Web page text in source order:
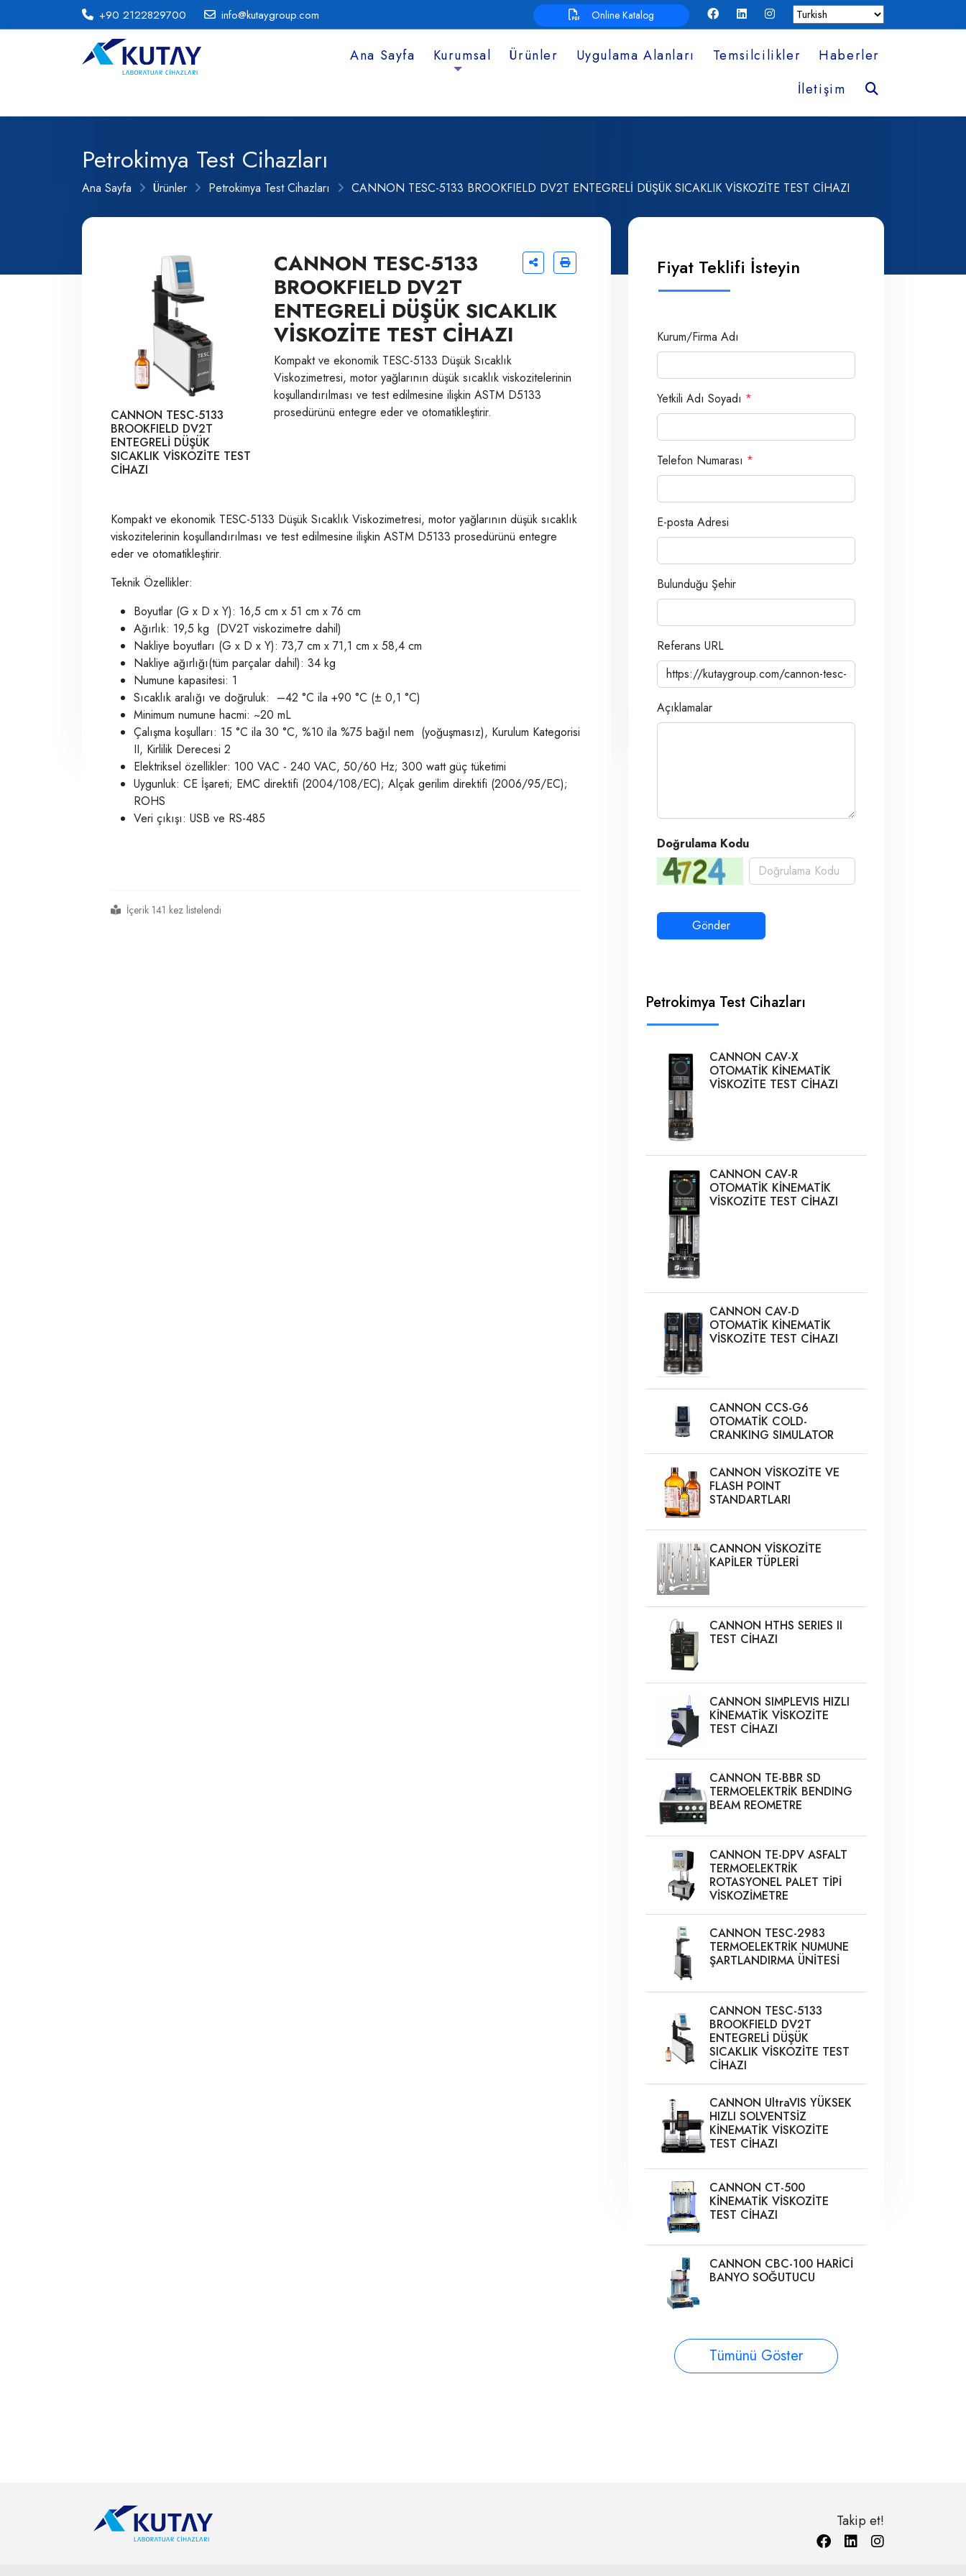
+90 2122829700 info@kutaygroup.com Online Katalog
Ana Sayfa Kurumsal Ürünler Uygulama Alanları Temsilcilikler
Haberler
İletişim
Petrokimya Test Cihazları
Ana Sayfa Ürünler Petrokimya Test Cihazları CANNON TESC-5133 BROOKFIELD DV2T ENTEGRELİ DÜŞÜK SICAKLIK VİSKOZİTE TEST CİHAZI
CANNON TESC-5133
BROOKFIELD DV2T
ENTEGRELİ DÜŞÜK
SICAKLIK VİSKOZİTE TEST
CİHAZI
CANNON TESC-5133
BROOKFIELD DV2T
ENTEGRELİ DÜŞÜK SICAKLIK
VİSKOZİTE TEST CİHAZI
Kompakt ve ekonomik TESC-5133 Düşük Sıcaklık
Viskozimetresi, motor yağlarının düşük sıcaklık viskozitelerinin
koşullandırılması ve test edilmesine ilişkin ASTM D5133
prosedürünü entegre eder ve otomatikleştirir.
Kompakt ve ekonomik TESC-5133 Düşük Sıcaklık Viskozimetresi, motor yağlarının düşük sıcaklık
viskozitelerinin koşullandırılması ve test edilmesine ilişkin ASTM D5133 prosedürünü entegre
eder ve otomatikleştirir.
Teknik Özellikler:
Boyutlar (G x D x Y): 16,5 cm x 51 cm x 76 cm
Ağırlık: 19,5 kg (DV2T viskozimetre dahil)
Nakliye boyutları (G x D x Y): 73,7 cm x 71,1 cm x 58,4 cm
Nakliye ağırlığı(tüm parçalar dahil): 34 kg
Numune kapasitesi: 1
Sıcaklık aralığı ve doğruluk: –42 °C ila +90 °C (± 0,1 °C)
Minimum numune hacmi: ~20 mL
Çalışma koşulları: 15 °C ila 30 °C, %10 ila %75 bağıl nem (yoğuşmasız), Kurulum Kategorisi
II, Kirlilik Derecesi 2
Elektriksel özellikler: 100 VAC - 240 VAC, 50/60 Hz; 300 watt güç tüketimi
Uygunluk: CE İşareti; EMC direktifi (2004/108/EC); Alçak gerilim direktifi (2006/95/EC);
ROHS
Veri çıkışı: USB ve RS-485
#cannon
#viskozite
#brookfield
#düşük sıcaklık
İçerik 141 kez listelendi
Fiyat Teklifi İsteyin
Kurum/Firma Adı
Yetkili Adı Soyadı *
Telefon Numarası *
E-posta Adresi
Bulunduğu Şehir
Referans URL
Açıklamalar
Doğrulama Kodu
Petrokimya Test Cihazları
CANNON CAV-X
OTOMATİK KİNEMATİK
VİSKOZİTE TEST CİHAZI
CANNON CAV-R
OTOMATİK KİNEMATİK
VİSKOZİTE TEST CİHAZI
CANNON CAV-D
OTOMATİK KİNEMATİK
VİSKOZİTE TEST CİHAZI
CANNON CCS-G6
OTOMATİK COLD-
CRANKING SIMULATOR
CANNON VİSKOZİTE VE
FLASH POINT
STANDARTLARI
CANNON VİSKOZİTE
KAPİLER TÜPLERİ
CANNON HTHS SERIES II
TEST CİHAZI
CANNON SIMPLEVIS HIZLI
KİNEMATİK VİSKOZİTE
TEST CİHAZI
CANNON TE-BBR SD
TERMOELEKTRİK BENDING
BEAM REOMETRE
CANNON TE-DPV ASFALT
TERMOELEKTRİK
ROTASYONEL PALET TİPİ
VİSKOZİMETRE
CANNON TESC-2983
TERMOELEKTRİK NUMUNE
ŞARTLANDIRMA ÜNİTESİ
CANNON TESC-5133
BROOKFIELD DV2T
ENTEGRELİ DÜŞÜK
SICAKLIK VİSKOZİTE TEST
CİHAZI
CANNON UltraVIS YÜKSEK
HIZLI SOLVENTSİZ
KİNEMATİK VİSKOZİTE
TEST CİHAZI
CANNON CT-500
KİNEMATİK VİSKOZİTE
TEST CİHAZI
CANNON CBC-100 HARİCİ
BANYO SOĞUTUCU
Tümünü Göster
Takip et!